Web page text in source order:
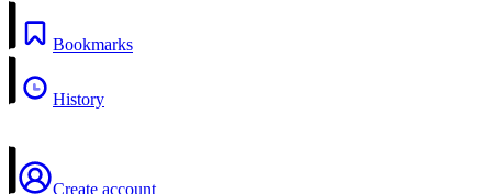
Bookmarks
History
Create account